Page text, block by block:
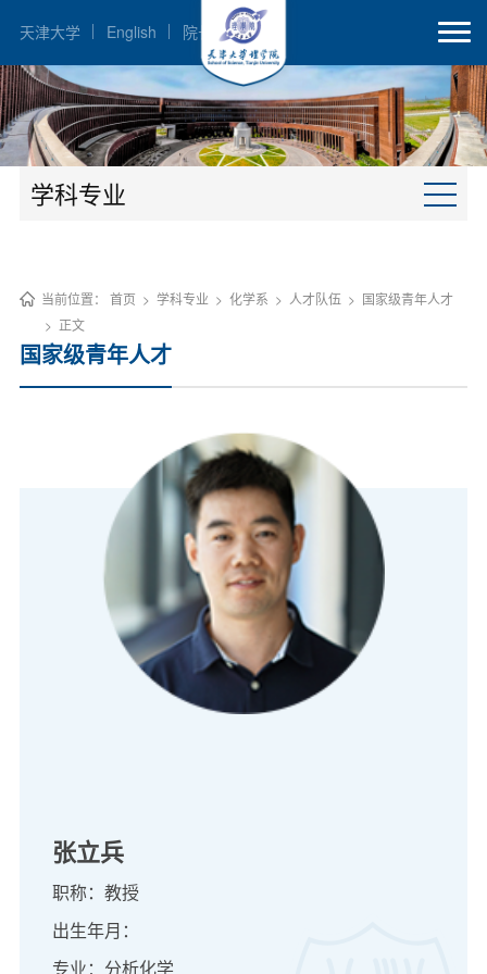
天津大学 English 院长邮箱
学科专业
当前位置： 首页 > 学科专业 > 化学系 > 人才队伍 > 国家级青年人才
> 正文
国家级青年人才
张立兵
职称：教授
出生年月：
专业：分析化学